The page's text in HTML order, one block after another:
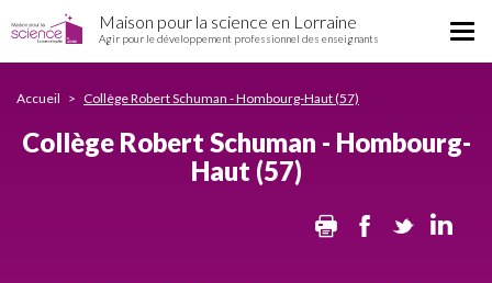
Robert
Hombourg-
(57)
au
Maison pour la science en Lorraine
Agir pour le développement professionnel des enseignants
Accueil Collège Robert Schuman - Hombourg-Haut (57)
Collège Robert Schuman - Hombourg-
Haut (57)
Print Facebook
Twitter